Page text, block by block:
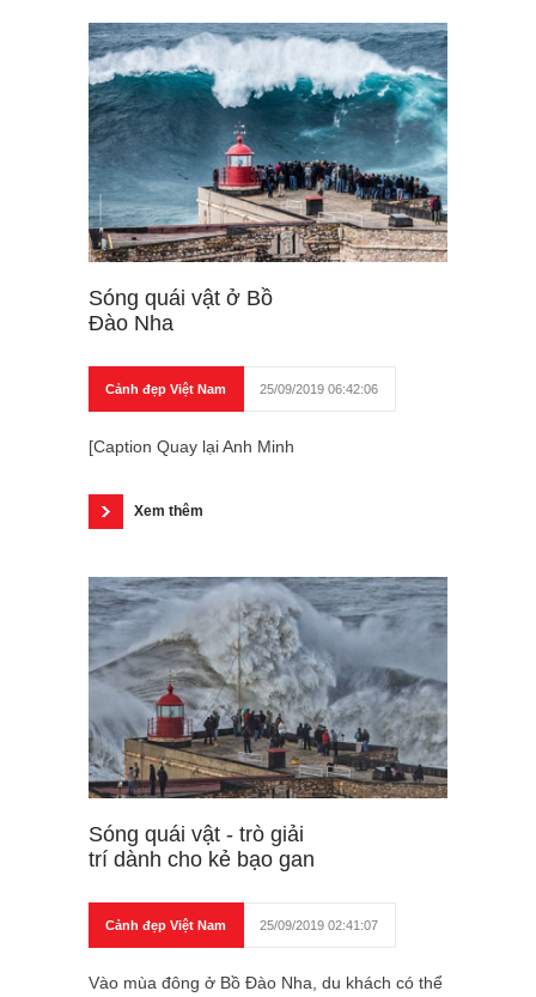
Sóng quái vật ở Bồ
Đào Nha
Cảnh đẹp Việt Nam 25/09/2019 06:42:06
[Caption Quay lại Anh Minh
Xem thêm
Sóng quái vật - trò giải
trí dành cho kẻ bạo gan
Cảnh đẹp Việt Nam 25/09/2019 02:41:07
Vào mùa đông ở Bồ Đào Nha, du khách có thể